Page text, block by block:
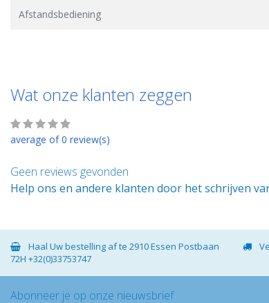
Afstandsbediening
Wat onze klanten zeggen
average of 0 review(s)
Geen reviews gevonden
Help ons en andere klanten door het schrijven
Haal Uw bestelling af te 2910 Essen Postbaan
72H +32(0)33753747
Abonneer je op onze nieuwsbrief